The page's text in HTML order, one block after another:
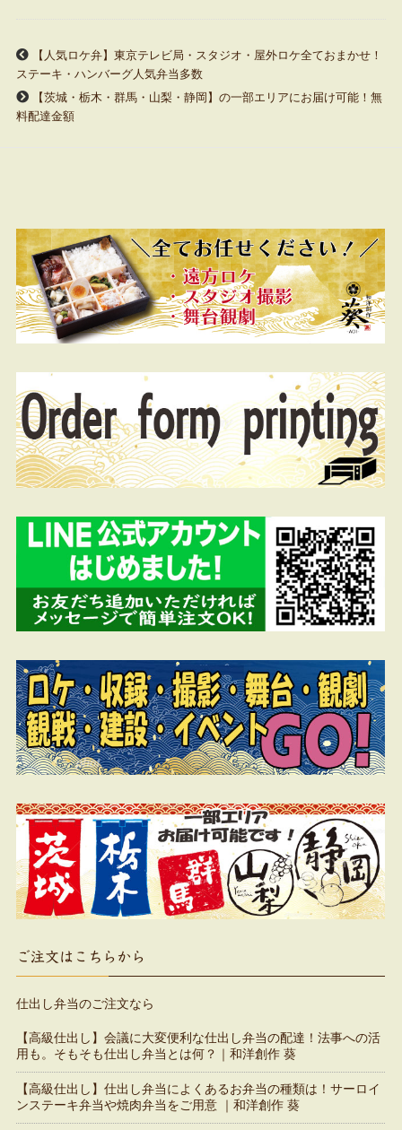
【人気ロケ弁】東京テレビ局・スタジオ・屋外ロケ全ておまかせ！
ステーキ・ハンバーグ人気弁当多数
【茨城・栃木・群馬・山梨・静岡】の一部エリアにお届け可能！無
料配達金額
ご注文はこちらから
仕出し弁当のご注文なら
【高級仕出し】会議に大変便利な仕出し弁当の配達！法事への活
用も。そもそも仕出し弁当とは何？｜和洋創作 葵
【高級仕出し】仕出し弁当によくあるお弁当の種類は！サーロイ
ンステーキ弁当や焼肉弁当をご用意 ｜和洋創作 葵